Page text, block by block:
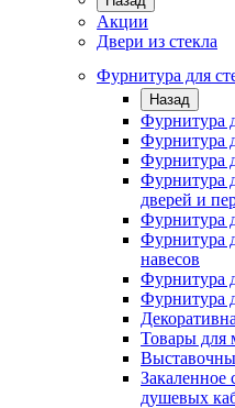
Акции
Двери из стекла
Фурнитура для
Назад
Фурнитура
Фурнитура
Фурнитура
Фурнитура
дверей и
Фурнитура
Фурнитура
навесов
Фурнитура
Фурнитура
Товары для
Закаленное
душевых